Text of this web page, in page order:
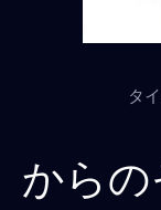
タ
からの